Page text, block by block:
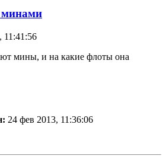
минами
11:41:56
мины, и на какие флоты она
24 фев 2013, 11:36:06